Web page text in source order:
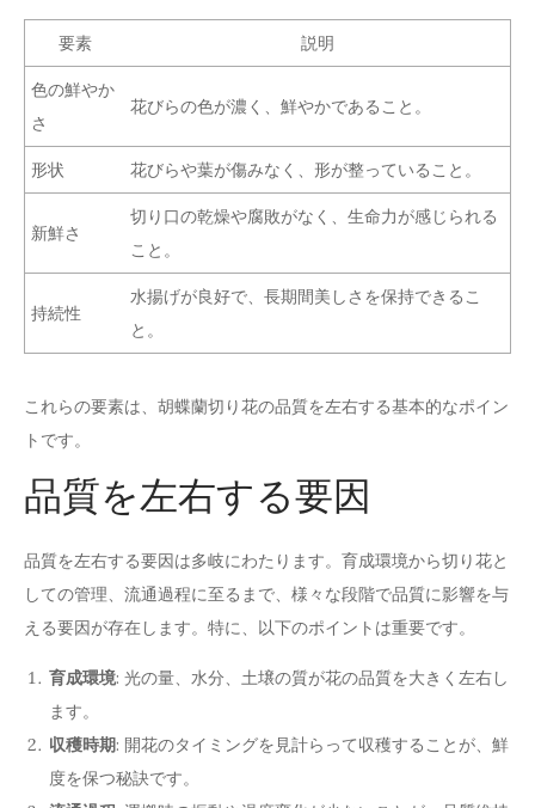
要素 説明
色の鮮やか
さ
花びらの色が濃く、鮮やかであること。
形状 花びらや葉が傷みなく、形が整っていること。
新鮮さ
切り口の乾燥や腐敗がなく、生命力が感じられる
こと。
持続性
水揚げが良好で、長期間美しさを保持できるこ
と。
これらの要素は、胡蝶蘭切り花の品質を左右する基本的なポイン
トです。
品質を左右する要因
品質を左右する要因は多岐にわたります。育成環境から切り花と
しての管理、流通過程に至るまで、様々な段階で品質に影響を与
える要因が存在します。特に、以下のポイントは重要です。
育成環境: 光の量、水分、土壌の質が花の品質を大きく左右し
ます。
収穫時期: 開花のタイミングを見計らって収穫することが、鮮
度を保つ秘訣です。